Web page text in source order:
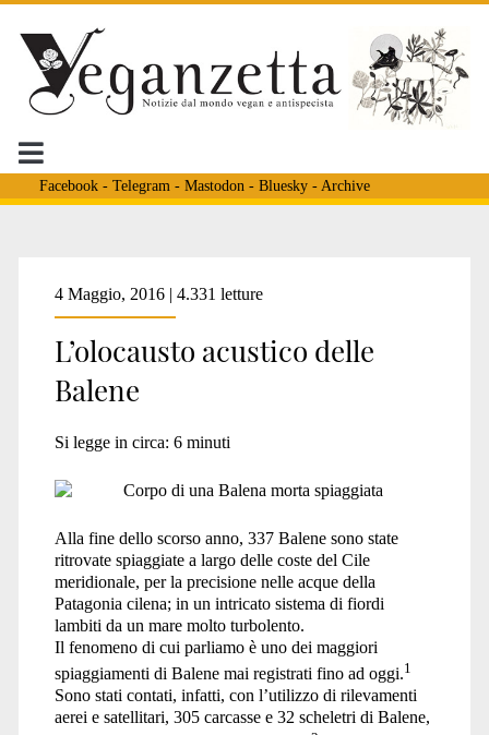
Facebook- Telegram - Mastodon - Bluesky- Archive
Tag:
<span>plastica
nel
mare</span>
4 Maggio, 2016 | 4.331 letture
L’olocausto acustico delle
Balene
Si legge in circa: 6 minuti
Alla fine dello scorso anno, 337 Balene sono state
ritrovate spiaggiate a largo delle coste del Cile
meridionale, per la precisione nelle acque della
Patagonia cilena; in un intricato sistema di fiordi
lambiti da un mare molto turbolento.
Il fenomeno di cui parliamo è uno dei maggiori
spiaggiamenti di Balene mai registrati fino ad oggi.1
Sono stati contati, infatti, con l’utilizzo di rilevamenti
aerei e satellitari, 305 carcasse e 32 scheletri di Balene,